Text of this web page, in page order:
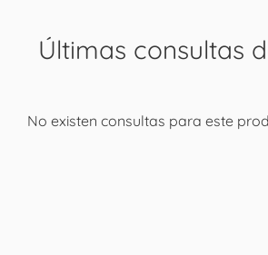
Últimas consultas
No existen consultas para este